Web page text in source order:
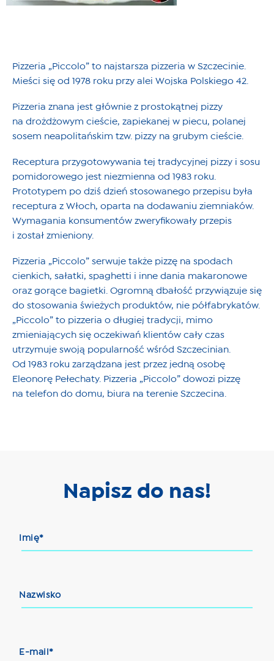
Pizzeria „Piccolo” to najstarsza pizzeria w Szczecinie.
Mieści się od 1978 roku przy alei Wojska Polskiego 42.
Pizzeria znana jest głównie z prostokątnej pizzy
na drożdżowym cieście, zapiekanej w piecu, polanej
sosem neapolitańskim tzw. pizzy na grubym cieście.
Receptura przygotowywania tej tradycyjnej pizzy i sosu
pomidorowego jest niezmienna od 1983 roku.
Prototypem po dziś dzień stosowanego przepisu była
receptura z Włoch, oparta na dodawaniu ziemniaków.
Wymagania konsumentów zweryfikowały przepis
i został zmieniony.
Pizzeria „Piccolo” serwuje także pizzę na spodach
cienkich, sałatki, spaghetti i inne dania makaronowe
oraz gorące bagietki. Ogromną dbałość przywiązuje się
do stosowania świeżych produktów, nie półfabrykatów.
„Piccolo” to pizzeria o długiej tradycji, mimo
zmieniających się oczekiwań klientów cały czas
utrzymuje swoją popularność wśród Szczecinian.
Od 1983 roku zarządzana jest przez jedną osobę
Eleonorę Pełechaty. Pizzeria „Piccolo” dowozi pizzę
na telefon do domu, biura na terenie Szczecina.
Napisz do nas!
Imię*
Nazwisko
E-mail*